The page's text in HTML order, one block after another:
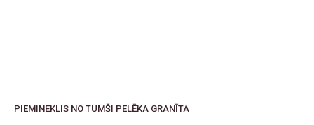
PIEMINEKLIS NO TUMŠI PELĒKA GRANĪTA